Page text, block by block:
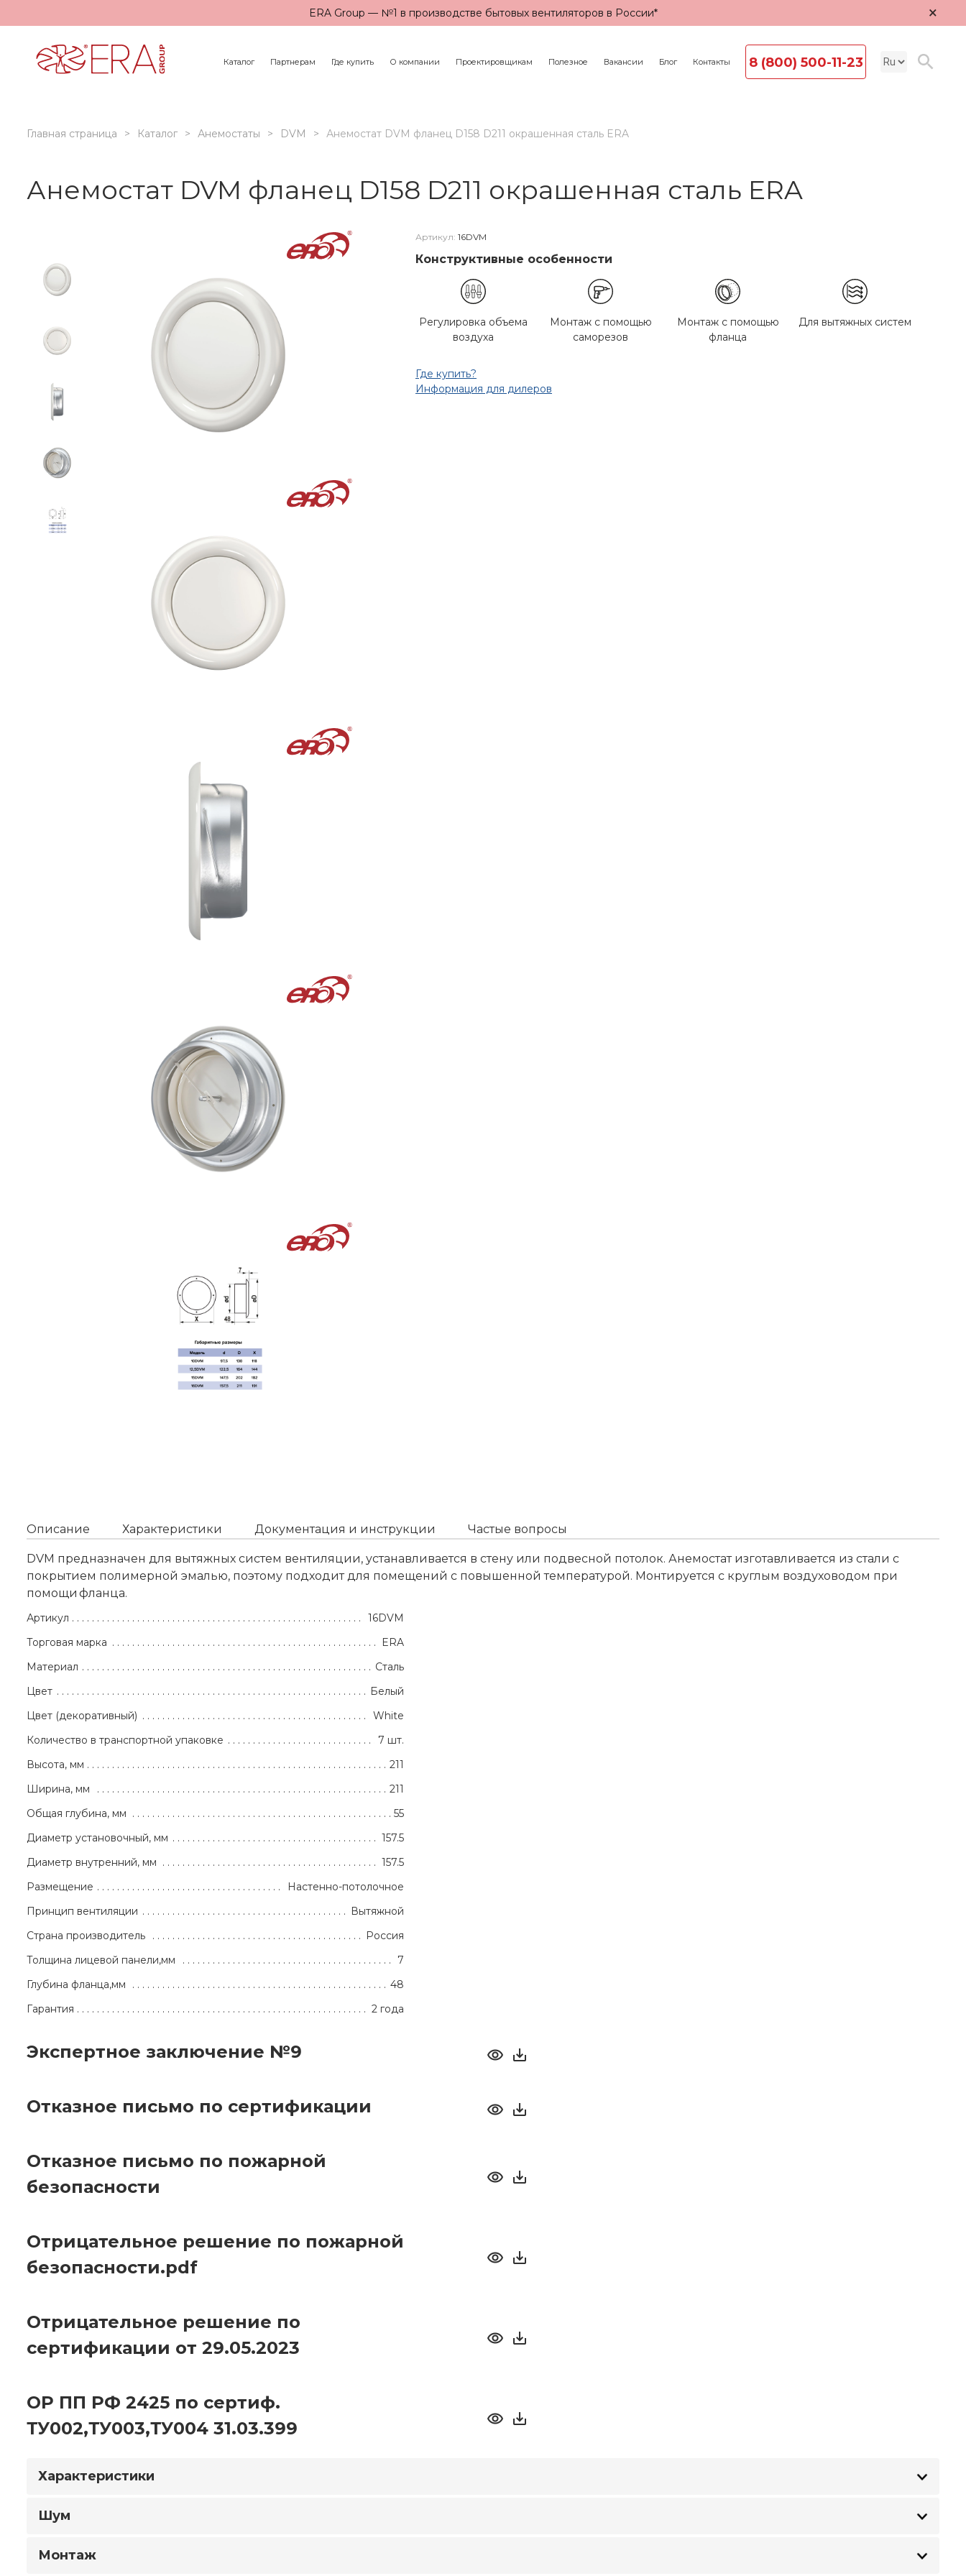
ERA Group — №1 в производстве бытовых вентиляторов в России* ×
Каталог Партнерам Где купить О компании Проектировщикам Полезное Вакансии Блог Контакты 8 (800) 500-11-23
Главная страница Каталог Анемостаты DVM Анемостат DVM фланец D158 D211 окрашенная сталь ERA
Анемостат DVM фланец D158 D211 окрашенная сталь ERA
Артикул: 16DVM
Конструктивные особенности
Регулировка объема
воздуха
Монтаж с помощью
саморезов
Монтаж с помощью
фланца
Для вытяжных систем
Где купить?
Информация для дилеров
Описание Характеристики Документация и инструкции Частые вопросы
DVM предназначен для вытяжных систем вентиляции, устанавливается в стену или подвесной потолок. Анемостат изготавливается из стали с
покрытием полимерной эмалью, поэтому подходит для помещений с повышенной температурой. Монтируется с круглым воздуховодом при
помощи фланца.
Артикул
16DVM
Торговая марка
ERA
Материал
Сталь
Цвет
Белый
Цвет (декоративный)
White
Количество в транспортной упаковке
7 шт.
Высота, мм
211
Ширина, мм
211
Общая глубина, мм
55
Диаметр установочный, мм
157.5
Диаметр внутренний, мм
157.5
Размещение
Настенно-потолочное
Принцип вентиляции
Вытяжной
Страна производитель
Россия
Толщина лицевой панели,мм
7
Глубина фланца,мм
48
Гарантия
2 года
Экспертное заключение №9
Отказное письмо по сертификации
Отказное письмо по пожарной
безопасности
Отрицательное решение по пожарной
безопасности.pdf
Отрицательное решение по
сертификации от 29.05.2023
ОР ПП РФ 2425 по сертиф.
ТУ002,ТУ003,ТУ004 31.03.399
Характеристики
Шум
Монтаж